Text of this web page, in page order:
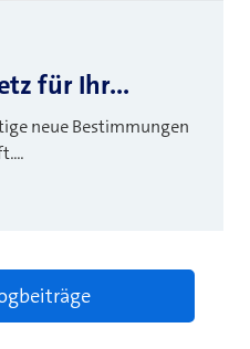
für Ihr...
neue Bestimmungen